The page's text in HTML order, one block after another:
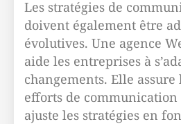
Les stratégies de
doivent également être
évolutives. Une agence
aide les entreprises à
changements. Elle
efforts de
ajuste les stratégies en